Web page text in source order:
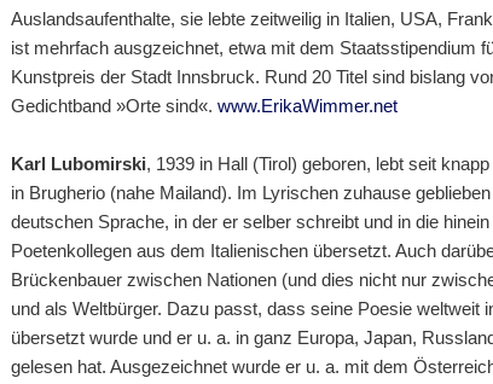
Auslandsaufenthalte, sie lebte zeitweilig in Italien, USA,
ist mehrfach ausgzeichnet, etwa mit dem Staatsstipendium
Kunstpreis der Stadt Innsbruck. Rund 20 Titel sind bislang
Gedichtband »Orte sind«. www.ErikaWimmer.net
Karl Lubomirski, 1939 in Hall (Tirol) geboren, lebt seit
in Brugherio (nahe Mailand). Im Lyrischen zuhause
deutschen Sprache, in der er selber schreibt und in die
Poetenkollegen aus dem Italienischen übersetzt. Auch
Brückenbauer zwischen Nationen (und dies nicht nur
und als Weltbürger. Dazu passt, dass seine Poesie weltweit
übersetzt wurde und er u. a. in ganz Europa, Japan,
gelesen hat. Ausgezeichnet wurde er u. a. mit dem